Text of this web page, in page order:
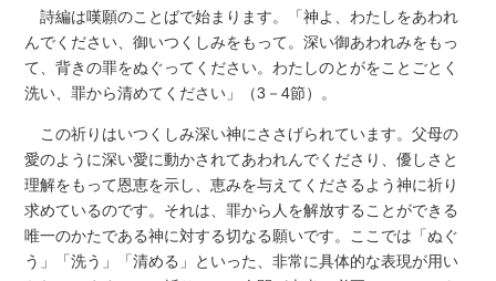
詩編は嘆願のことばで始まります。「神よ、わたしをあわれ
んでください、御いつくしみをもって。深い御あわれみをもっ
て、背きの罪をぬぐってください。わたしのとがをことごとく
洗い、罪から清めてください」（3－4節）。
この祈りはいつくしみ深い神にささげられています。父母の
愛のように深い愛に動かされてあわれんでくださり、優しさと
理解をもって恩恵を示し、恵みを与えてくださるよう神に祈り
求めているのです。それは、罪から人を解放することができる
唯一のかたである神に対する切なる願いです。ここでは「ぬぐ
う」「洗う」「清める」といった、非常に具体的な表現が用い